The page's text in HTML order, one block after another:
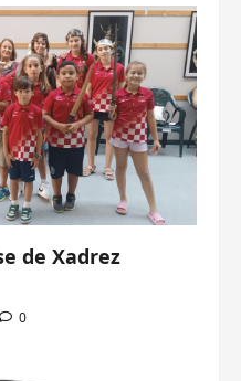
de Xadrez
0